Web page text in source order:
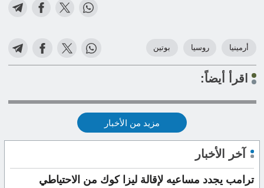
أرمينيا روسيا بوتين
اقرأ أيضاً:
مزيد من الأخبار
آخر الأخبار
ترامب يجدد مساعيه لإقالة ليزا كوك من الاحتياطي